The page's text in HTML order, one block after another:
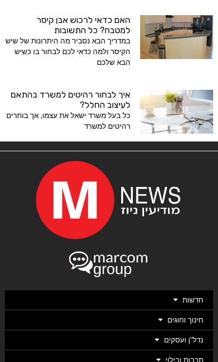
האם כדאי לרכוש אבן קיסר
למטבח? כל התשובות
במדריך הבא נסביר מה היתרונות של שיש
הקיסר ולמה כדאי לכם לבחור בו כשיש
הבא שלכם
איך לבחור רהיטים למשרד בהתאם
לעיצוב החלל?
כל בעל משרד ישאל את עצמו, אך בוחרים
רהיטים למשרד
חדשות
חינוך וחוגים
נדל"ן ועסקים
תרבות ובילוי